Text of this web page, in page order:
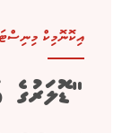
އިކޮނޮމިކް
"ޑޮލަރުގެ